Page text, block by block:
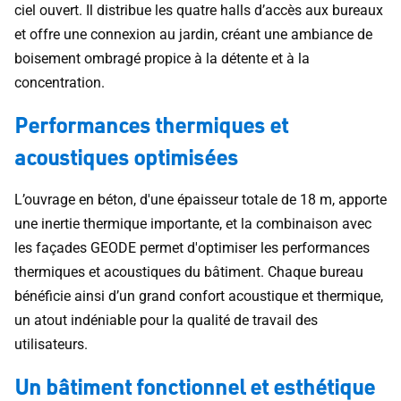
ciel ouvert. Il distribue les quatre halls d’accès aux bureaux
et offre une connexion au jardin, créant une ambiance de
boisement ombragé propice à la détente et à la
concentration.
Performances thermiques et
acoustiques optimisées
L’ouvrage en béton, d'une épaisseur totale de 18 m, apporte
une inertie thermique importante, et la combinaison avec
les façades GEODE permet d'optimiser les performances
thermiques et acoustiques du bâtiment. Chaque bureau
bénéficie ainsi d’un grand confort acoustique et thermique,
un atout indéniable pour la qualité de travail des
utilisateurs.
Un bâtiment fonctionnel et esthétique